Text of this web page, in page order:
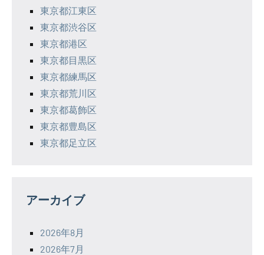
東京都江東区
東京都渋谷区
東京都港区
東京都目黒区
東京都練馬区
東京都荒川区
東京都葛飾区
東京都豊島区
東京都足立区
アーカイブ
2026年8月
2026年7月